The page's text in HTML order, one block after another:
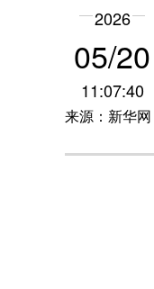
2026
05/20
11:07:40
来源：新华网